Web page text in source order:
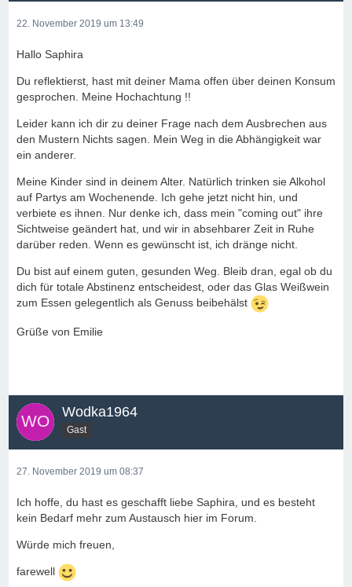
22. November 2019 um 13:49
Hallo Saphira
Du reflektierst, hast mit deiner Mama offen über deinen Konsum
gesprochen. Meine Hochachtung !!
Leider kann ich dir zu deiner Frage nach dem Ausbrechen aus
den Mustern Nichts sagen. Mein Weg in die Abhängigkeit war
ein anderer.
Meine Kinder sind in deinem Alter. Natürlich trinken sie Alkohol
auf Partys am Wochenende. Ich gehe jetzt nicht hin, und
verbiete es ihnen. Nur denke ich, dass mein "coming out" ihre
Sichtweise geändert hat, und wir in absehbarer Zeit in Ruhe
darüber reden. Wenn es gewünscht ist, ich dränge nicht.
Du bist auf einem guten, gesunden Weg. Bleib dran, egal ob du
dich für totale Abstinenz entscheidest, oder das Glas Weißwein
zum Essen gelegentlich als Genuss beibehälst
Grüße von Emilie
Wodka1964
Gast
27. November 2019 um 08:37
Ich hoffe, du hast es geschafft liebe Saphira, und es besteht
kein Bedarf mehr zum Austausch hier im Forum.
Würde mich freuen,
farewell